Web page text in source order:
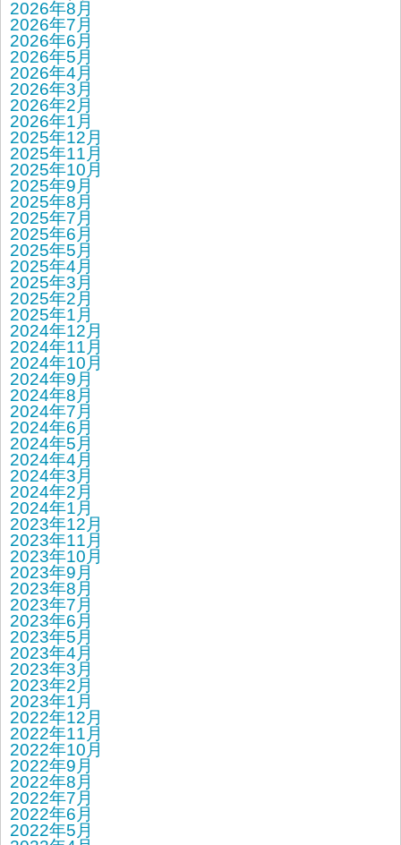
2026年8月
2026年7月
2026年6月
2026年5月
2026年4月
2026年3月
2026年2月
2026年1月
2025年12月
2025年11月
2025年10月
2025年9月
2025年8月
2025年7月
2025年6月
2025年5月
2025年4月
2025年3月
2025年2月
2025年1月
2024年12月
2024年11月
2024年10月
2024年9月
2024年8月
2024年7月
2024年6月
2024年5月
2024年4月
2024年3月
2024年2月
2024年1月
2023年12月
2023年11月
2023年10月
2023年9月
2023年8月
2023年7月
2023年6月
2023年5月
2023年4月
2023年3月
2023年2月
2023年1月
2022年12月
2022年11月
2022年10月
2022年9月
2022年8月
2022年7月
2022年6月
2022年5月